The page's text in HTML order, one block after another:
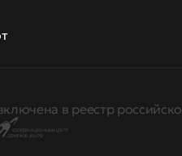
в реестр